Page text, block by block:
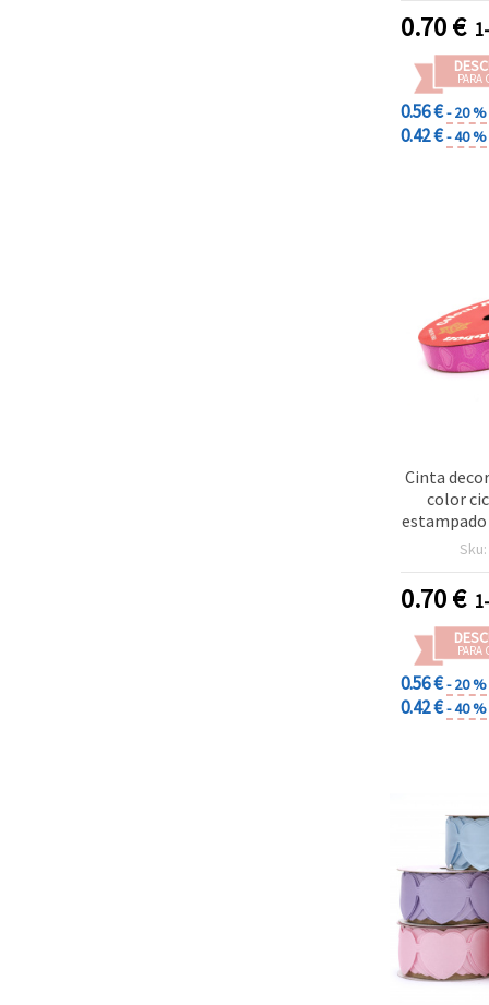
0.70€
PARA
0.56 €- 20 %
0.42 €- 40 %
Cinta
color
estampado
9Sku:
0.70€
PARA
0.56 €- 20 %
0.42 €- 40 %